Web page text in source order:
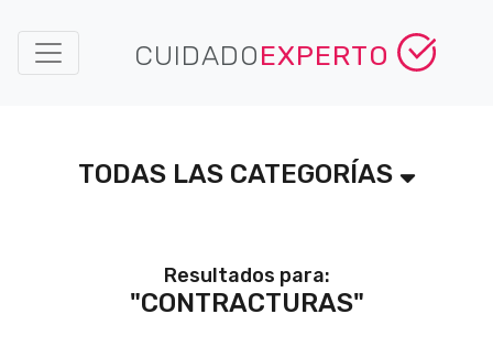
CUIDADOEXPERTO
TODAS LAS CATEGORÍAS
Resultados para:
"CONTRACTURAS"